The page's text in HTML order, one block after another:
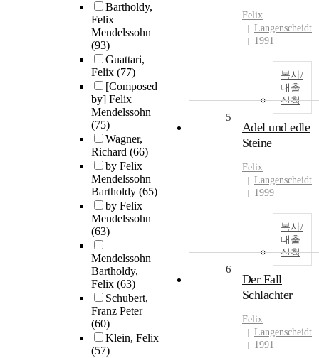
Bartholdy,
Felix
Mendelssohn
(93)
Guattari,
Felix (77)
[Composed
by] Felix
Mendelssohn
(75)
Wagner,
Richard (66)
by Felix
Mendelssohn
Bartholdy (65)
by Felix
Mendelssohn
(63)
Mendelssohn
Bartholdy,
Felix (63)
Schubert,
Franz Peter
(60)
Klein, Felix
(57)
Felix
Langenscheidt
1991
복사/
대출
신청
5
Adel und edle
Steine
Felix
Langenscheidt
1999
복사/
대출
신청
6
Der Fall
Schlachter
Felix
Langenscheidt
1991